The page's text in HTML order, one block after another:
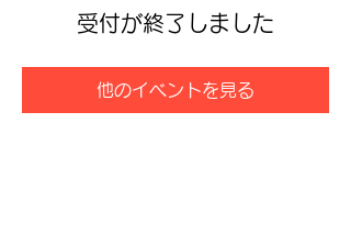
受付が終了しました
他のイベントを見る